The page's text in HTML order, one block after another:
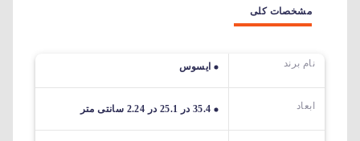
مشخصات کلی
نام برند ایسوس
ابعاد 35.4 در 25.1 در 2.24 سانتی متر